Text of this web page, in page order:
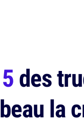
des
la